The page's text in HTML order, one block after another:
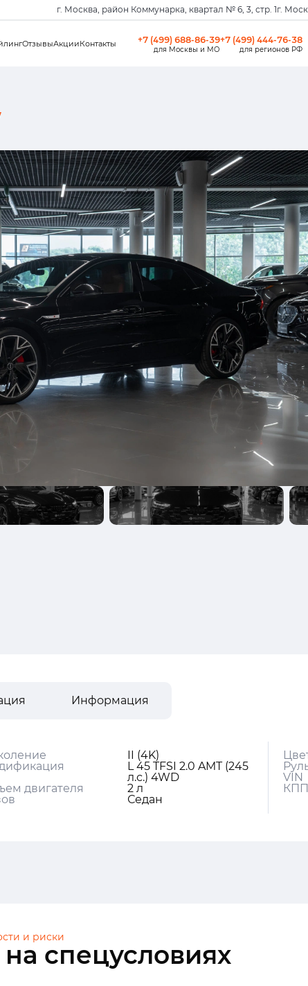
г. Москва, район Коммунарка, квартал № 6, 3, стр. 1г.
ОтзывыАкцииКонтакты +7 (499) 688-86-39
для Москвы и МО
+7 (499) 444-76-38
для регионов РФ
Информация
II (4K)
L 45 TFSI 2.0 AMT (245
л.с.) 4WD
двигателя
2 л
Седан
VIN
КПП
спецусловиях
и риски